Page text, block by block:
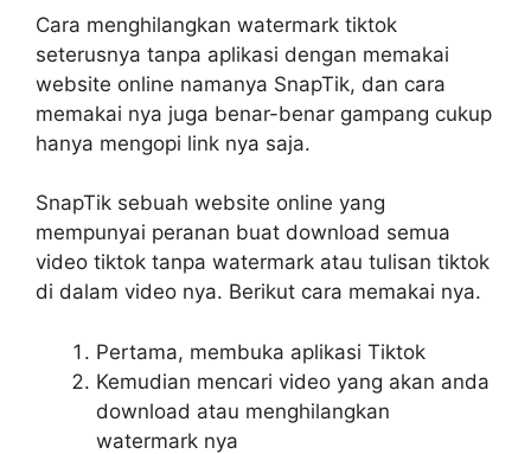
Cara menghilangkan watermark tiktok
seterusnya tanpa aplikasi dengan memakai
website online namanya SnapTik, dan cara
memakai nya juga benar-benar gampang cukup
hanya mengopi link nya saja.
SnapTik sebuah website online yang
mempunyai peranan buat download semua
video tiktok tanpa watermark atau tulisan tiktok
di dalam video nya. Berikut cara memakai nya.
Pertama, membuka aplikasi Tiktok
Kemudian mencari video yang akan anda
download atau menghilangkan
watermark nya